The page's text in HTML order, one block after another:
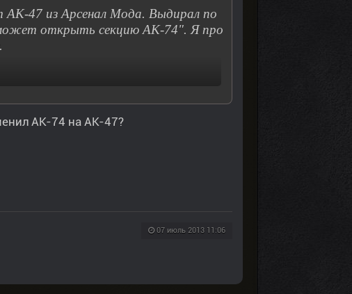
47 из Арсенал Мода. Выдирал по
открыть секцию АК-74". Я про
АК-74 на АК-47?
07 июль 2013 11:06